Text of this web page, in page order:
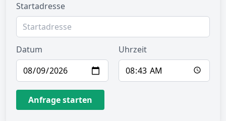
Startadresse
Datum Uhrzeit
Anfrage starten